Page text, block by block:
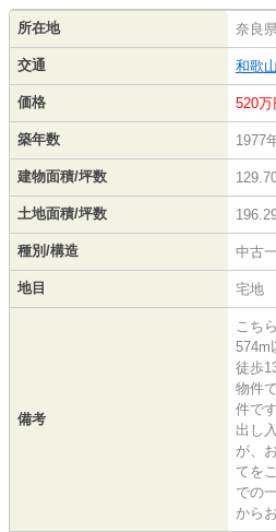
所在地 奈良
交通 和歌
価格 520万
築年数 1977
建物面積/坪数
土地面積/坪数
種別/構造 中古
地目 宅地
備考
こち
574m
徒歩
物件
件で
出し
が、
てを
での
から